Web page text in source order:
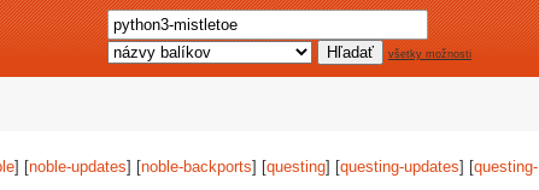
všetky možnosti
] [noble-updates] [noble-backports] [questing] [questing-updates] [questing-